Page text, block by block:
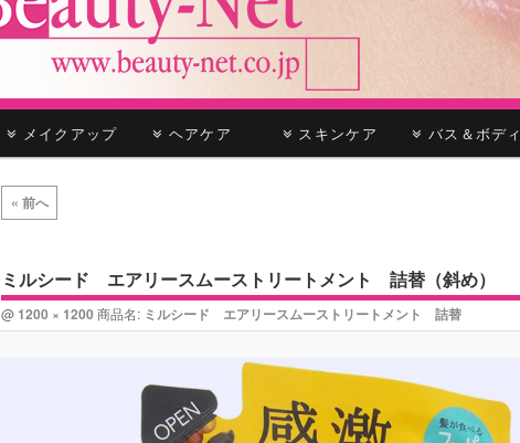
メ
イ
コ
サ
ブ
ン
メイクアップ ヘアケア スキンケア バス＆ボディ
画
像
ビ
ゲ
ー
« 前へ
ミルシード エアリースムーストリートメント 詰替（斜め）
@ 1200 × 1200 商品名: ミルシード エアリースムーストリートメント 詰替